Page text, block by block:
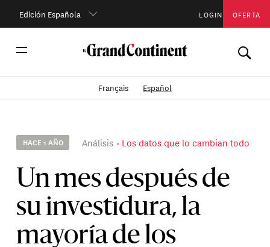
Edición Española LOGIN OFERTA
Français Español
HACE 1 AÑO Análisis Los datos que lo cambian todo
Un mes después de
su investidura, la
mayoría de los